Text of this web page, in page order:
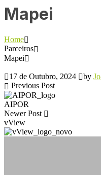
Mapei
Home
Parceiros
Mapei
17 de Outubro, 2024 by
Previous Post
AIPOR
Newer Post
vView